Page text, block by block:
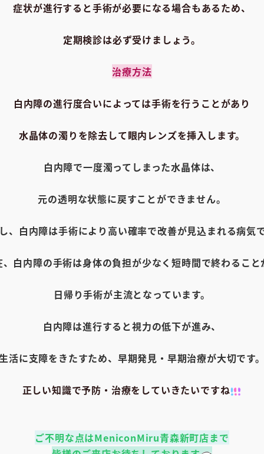
症状が進行すると手術が必要になる場合もあるため、
定期検診は必ず受けましょう。
治療方法
白内障の進行度合いによっては手術を行うことがあり
水晶体の濁りを除去して眼内レンズを挿入します。
白内障で一度濁ってしまった水晶体は、
元の透明な状態に戻すことができません。
、 白内障は手術により高い確率で改善が見込まれる病気
、白内障の手術は身体の負担が少なく短時間で終わること
日帰り手術が主流となっています。
白内障は進行すると視力の低下が進み、
活に支障をきたすため、早期発見・早期治療が大切です
正しい知識で予防・治療をしていきたいですね
ご不明な点はMeniconMiru青森新町店まで